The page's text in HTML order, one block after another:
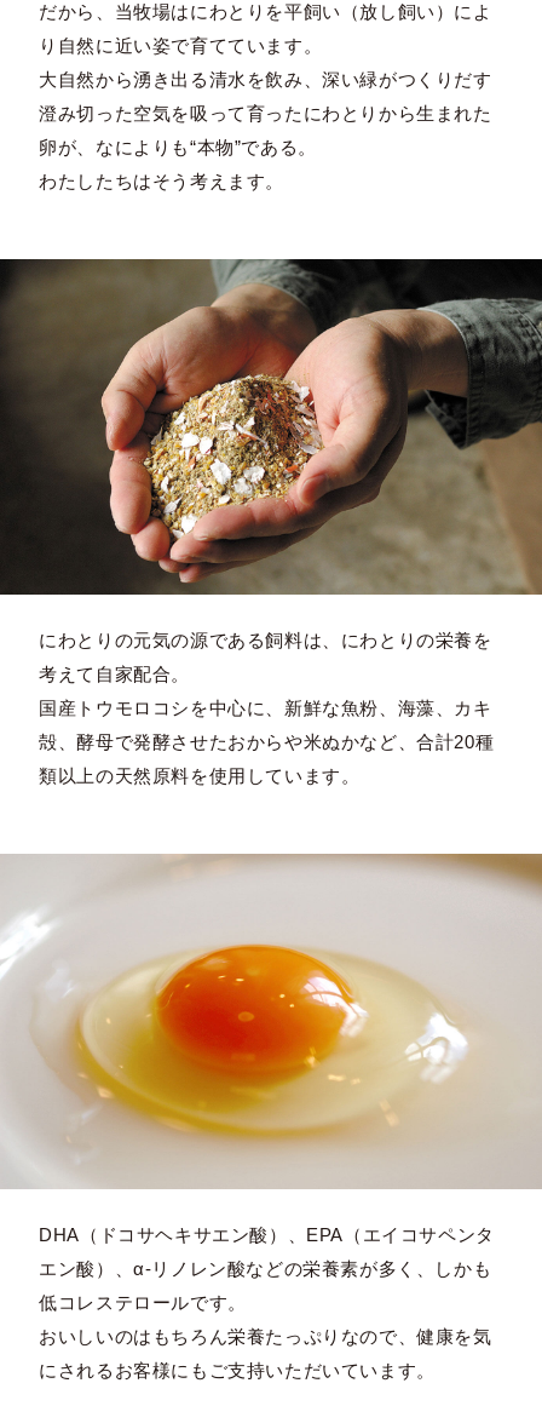
だから、当牧場はにわとりを平飼い（放し飼い）によ
り自然に近い姿で育てています。
大自然から湧き出る清水を飲み、深い緑がつくりだす
澄み切った空気を吸って育ったにわとりから生まれた
卵が、なによりも“本物”である。
わたしたちはそう考えます。
にわとりの元気の源である飼料は、にわとりの栄養を
考えて自家配合。
国産トウモロコシを中心に、新鮮な魚粉、海藻、カキ
殻、酵母で発酵させたおからや米ぬかなど、合計20種
類以上の天然原料を使用しています。
DHA（ドコサヘキサエン酸）、EPA（エイコサペンタ
エン酸）、α-リノレン酸などの栄養素が多く、しかも
低コレステロールです。
おいしいのはもちろん栄養たっぷりなので、健康を気
にされるお客様にもご支持いただいています。